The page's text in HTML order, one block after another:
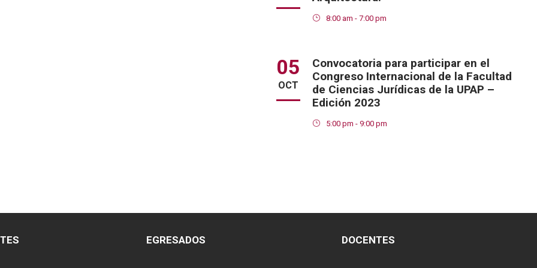
8:00 am - 7:00 pm
05
OCT
Convocatoria para participar en el
Congreso Internacional de la Facultad
de Ciencias Jurídicas de la UPAP –
Edición 2023
5:00 pm - 9:00 pm
EGRESADOS DOCENTES